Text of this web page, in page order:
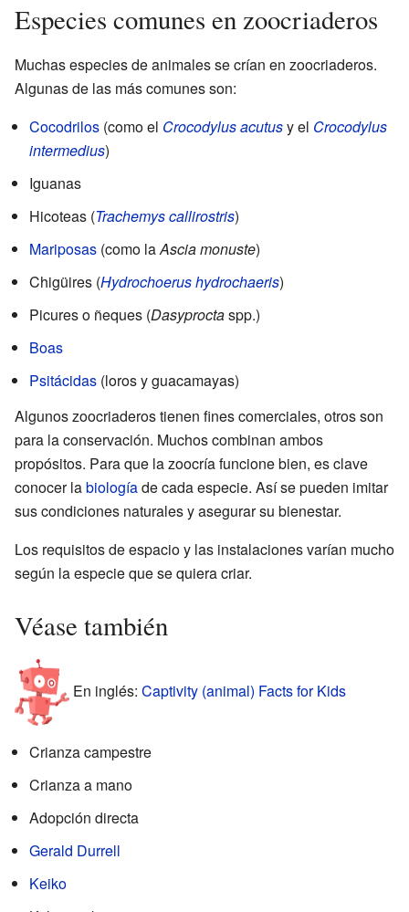
Especies comunes en zoocriaderos
Muchas especies de animales se crían en zoocriaderos.
Algunas de las más comunes son:
Cocodrilos (como el Crocodylus acutusy el Crocodylus
intermedius)
Iguanas
Hicoteas (Trachemys callirostris)
Mariposas (como laAscia monuste)
Chigüires (Hydrochoerus hydrochaeris)
Picures o ñeques (Dasyproctaspp.)
Boas
Psitácidas (loros y guacamayas)
Algunos zoocriaderos tienen fines comerciales, otros son
para la conservación. Muchos combinan ambos
propósitos. Para que la zoocría funcione bien, es clave
conocer labiologíade cada especie. Así se pueden imitar
sus condiciones naturales y asegurar su bienestar.
Los requisitos de espacio y las instalaciones varían mucho
según la especie que se quiera criar.
Véase también
En inglés: Captivity (animal) Facts for Kids
Crianza campestre
Crianza a mano
Adopción directa
Gerald Durrell
Keiko